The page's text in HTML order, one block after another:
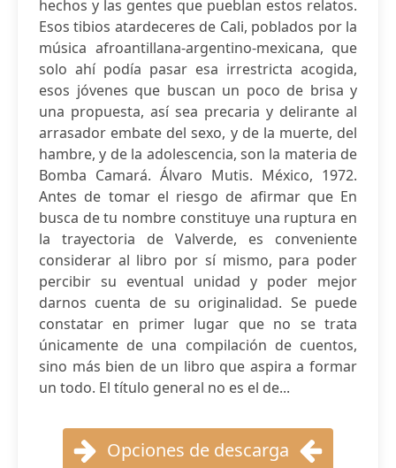
hechos y las gentes que pueblan estos relatos.
Esos tibios atardeceres de Cali, poblados por la
música afroantillana-argentino-mexicana, que
solo ahí podía pasar esa irrestricta acogida,
esos jóvenes que buscan un poco de brisa y
una propuesta, así sea precaria y delirante al
arrasador embate del sexo, y de la muerte, del
hambre, y de la adolescencia, son la materia de
Bomba Camará. Álvaro Mutis. México, 1972.
Antes de tomar el riesgo de afirmar que En
busca de tu nombre constituye una ruptura en
la trayectoria de Valverde, es conveniente
considerar al libro por sí mismo, para poder
percibir su eventual unidad y poder mejor
darnos cuenta de su originalidad. Se puede
constatar en primer lugar que no se trata
únicamente de una compilación de cuentos,
sino más bien de un libro que aspira a formar
un todo. El título general no es el de...
Opciones de descarga